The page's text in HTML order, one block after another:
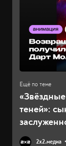
теней»:
2х2.медиа